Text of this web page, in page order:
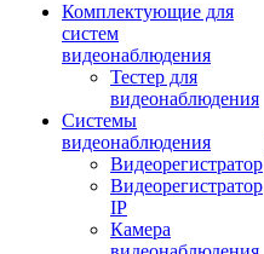
Комплектующие для
систем
видеонаблюдения
Тестер для
видеонаблюдения
Системы
видеонаблюдения
Видеорегистратор
Видеорегистратор
IP
Камера